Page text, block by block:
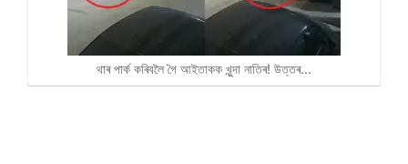
থাৰ পাৰ্ক কৰিবলৈ গৈ আইতাকক খুন্দা নাতিৰ! উত্তৰ…